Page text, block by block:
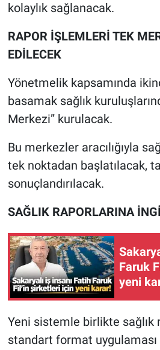
kolaylık sağlanacak.
RAPOR İŞLEMLERİ TEK
EDİLECEK
Yönetmelik kapsamında
basamak sağlık
Merkezi” kurulacak.
Bu merkezler aracılığıyla
tek noktadan başlatılacak,
sonuçlandırılacak.
SAĞLIK RAPORLARINA
Faruk
yeni
Yeni sistemle birlikte sağlık
standart format uygulaması